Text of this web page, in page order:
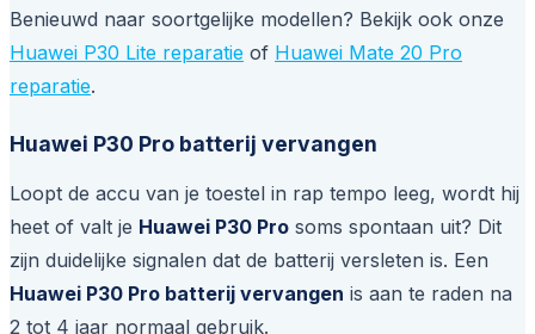
Benieuwd naar soortgelijke modellen? Bekijk ook onze
Huawei P30 Lite reparatie of Huawei Mate 20 Pro
reparatie.
Huawei P30 Pro batterij vervangen
Loopt de accu van je toestel in rap tempo leeg, wordt hij
heet of valt je Huawei P30 Pro soms spontaan uit? Dit
zijn duidelijke signalen dat de batterij versleten is. Een
Huawei P30 Pro batterij vervangen is aan te raden na
2 tot 4 jaar normaal gebruik.